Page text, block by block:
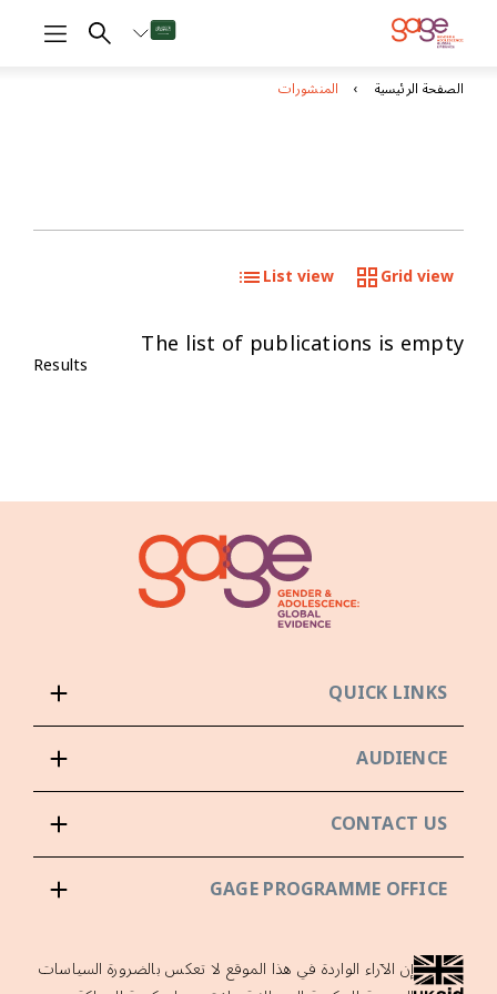
الصفحة الرئيسية المنشورات
Grid view
List view
The list of publications is empty
Results
QUICK LINKS
AUDIENCE
CONTACT US
GAGE PROGRAMME OFFICE
إن الآراء الواردة في هذا الموقع لا تعكس بالضرورة السياسات